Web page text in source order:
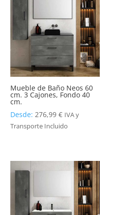
Mueble de Baño Neos 60
cm. 3 Cajones, Fondo 40
cm.
Desde: 276,99 € IVA y
Transporte Incluido